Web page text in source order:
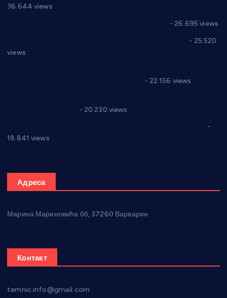
36.644 views
- 26.695 views
- 25.520
views
- 22.156 views
- 20.230 views
-
18.841 views
Адреса
Марина Мариновића бб, 37260 Варварин
Контакт
temnic.info@gmail.com